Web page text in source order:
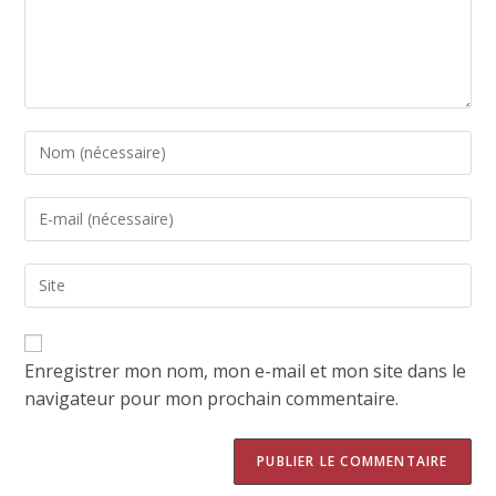
Enregistrer mon nom, mon e-mail et mon site dans le
navigateur pour mon prochain commentaire.